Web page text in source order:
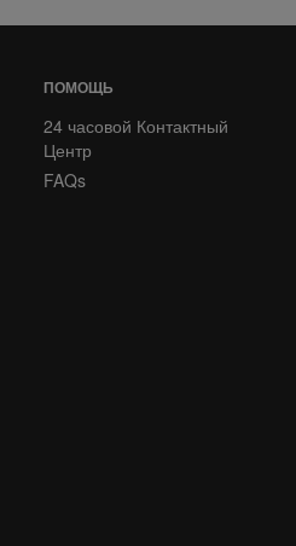
ПОМОЩЬ
24 часовой Контактный
Центр
FAQs